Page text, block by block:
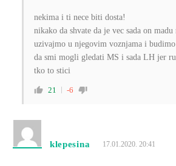
nekima i ti nece biti dosta!
nikako da shvate da je vec sada on
uzivajmo u njegovim voznjama i
da smi mogli gledati MS i sada LH jer
tko to stici
21 -6
klepesina 17.01.2020. 20:41